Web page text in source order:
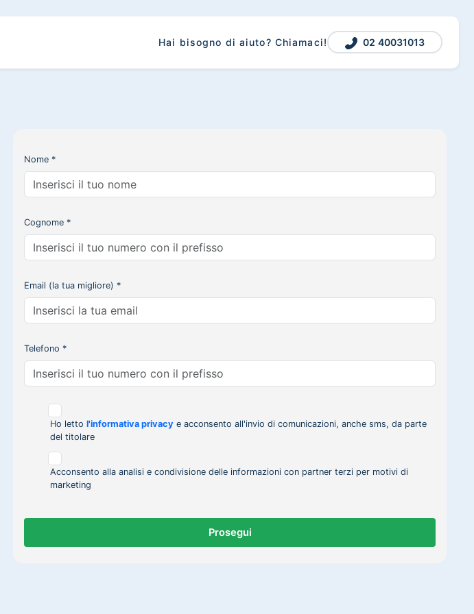
Hai bisogno di aiuto? Chiamaci! 02 40031013
Nome *
Cognome *
Email (la tua migliore) *
Telefono *
Ho letto l'informativa privacy e acconsento all'invio di comunicazioni, anche sms, da parte
del titolare
Acconsento alla analisi e condivisione delle informazioni con partner terzi per motivi di
marketing